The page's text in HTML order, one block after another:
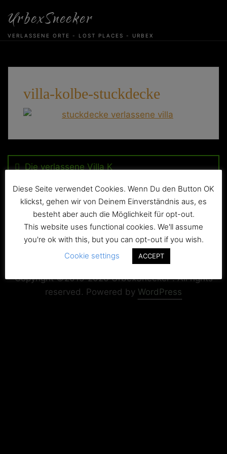
content
UrbexSneeker
VERLASSENE ORTE - LOST PLACES - URBEX
villa-kolbe-stuckdecke
Die verlassene Villa K
Copyright+Impressum Privacy & Cookie Policy
Copyright ©2015-2026 UrbexSneeker . All rights
reserved. Powered by WordPress
Diese Seite verwendet Cookies. Wenn Du den Button OK
klickst, gehen wir von Deinem Einverständnis aus, es
besteht aber auch die Möglichkeit für opt-out.
This website uses functional cookies. We'll assume
you're ok with this, but you can opt-out if you wish.
Cookie settings
ACCEPT